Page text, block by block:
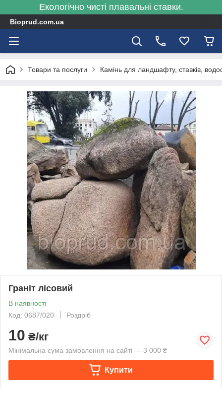
Екологічно чисті плавальні ставки.
Bioprud.com.ua
Товари та послуги Камінь для ландшафту, ставків,
Граніт лісовий
В наявності
Код: 0687/020
Роздріб
10 ₴/кг
Мінімальна сума замовлення на сайті — 3 000 ₴
Купити